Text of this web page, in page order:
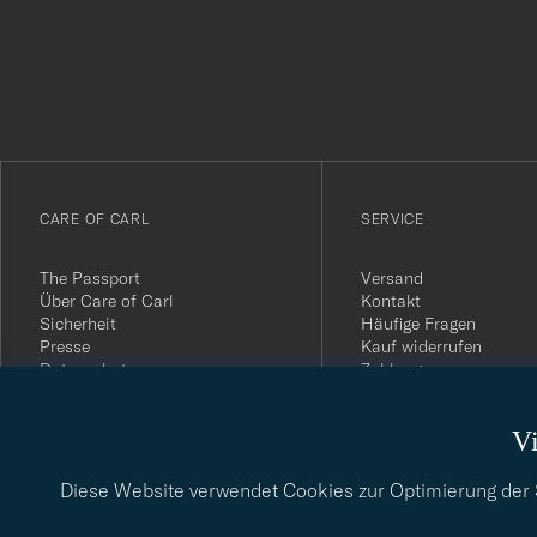
Diese Website verwendet Cookies zur Optimierung
till
nyhetsbrev!
CARE OF CARL
The Passport
Über Care of Carl
Sicherheit
Presse
Datenschutz
SERVICE
Versand
Kontakt
Häufige Fragen
Kauf widerrufen
Zahlung